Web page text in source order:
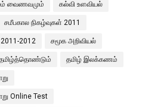
வைணவமும் கல்வி உளவியல்
சமீபகால நிகழ்வுகள் 2011
2012 சமூக அறிவியல்
தமிழ்த்தொண்டும் தமிழ் இலக்கணம்
Online Test